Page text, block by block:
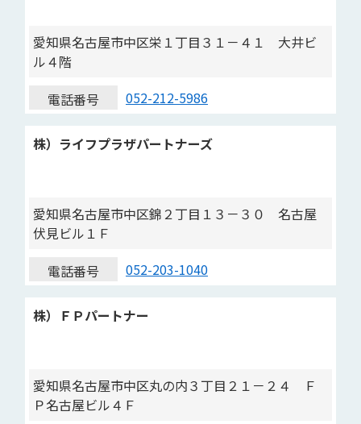
愛知県名古屋市中区栄１丁目３１－４１ 大井ビ
ル４階
電話番号
052-212-5986
株）ライフプラザパートナーズ
愛知県名古屋市中区錦２丁目１３－３０ 名古屋
伏見ビル１Ｆ
電話番号
052-203-1040
株）ＦＰパートナー
愛知県名古屋市中区丸の内３丁目２１－２４ Ｆ
Ｐ名古屋ビル４Ｆ